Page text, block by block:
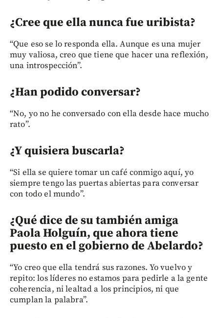
¿Cree que ella nunca fue uribista?
“Que eso se lo responda ella. Aunque es una mujer
muy valiosa, creo que tiene que hacer una reflexión,
una introspección”.
¿Han podido conversar?
“No, yo no he conversado con ella desde hace mucho
rato”.
¿Y quisiera buscarla?
“Si ella se quiere tomar un café conmigo aquí, yo
siempre tengo las puertas abiertas para conversar
con todo el mundo”.
¿Qué dice de su también amiga
Paola Holguín, que ahora tiene
puesto en el gobierno de Abelardo?
“Yo creo que ella tendrá sus razones. Yo vuelvo y
repito: los líderes no estamos para pedirle a la gente
coherencia, ni lealtad a los principios, ni que
cumplan la palabra”.